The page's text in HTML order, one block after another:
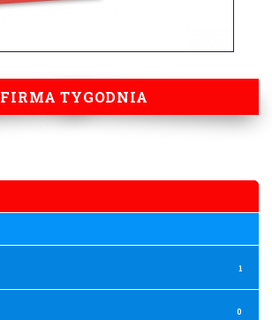
FIRMA TYGODNIA
1
0